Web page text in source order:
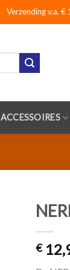
Verzending v.a. €
ACCESSOIRES
€